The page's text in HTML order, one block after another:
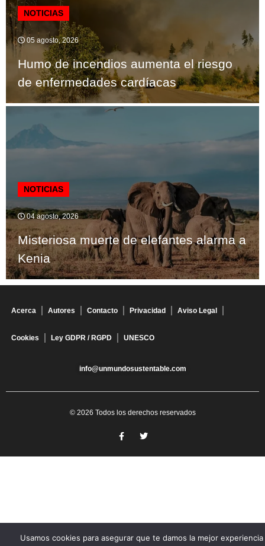
NOTICIAS
05 agosto, 2026
Humo de incendios aumenta el riesgo
de enfermedades cardíacas
NOTICIAS
04 agosto, 2026
Misteriosa muerte de elefantes alarma a
Kenia
Acerca Autores Contacto Privacidad Aviso Legal
Cookies Ley GDPR / RGPD UNESCO
info@unmundosustentable.com
© 2026 Todos los derechos reservados
Usamos cookies para asegurar que te damos la mejor experiencia